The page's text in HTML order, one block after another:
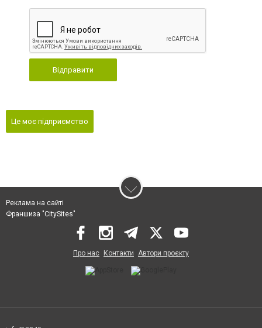
Відправити
Це моє підприємство
Реклама на сайті
Франшиза "CitySites"
Про нас Контакти Автори проєкту